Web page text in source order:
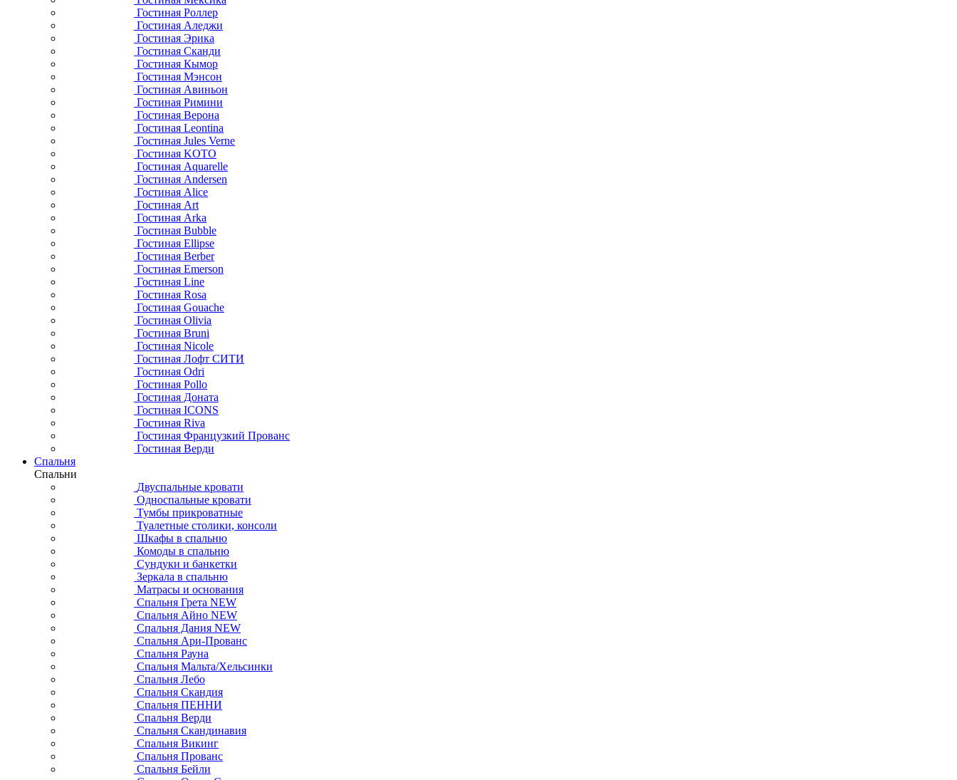
Гостиная Роллер
Гостиная Аледжи
Гостиная Эрика
Гостиная Сканди
Гостиная Кымор
Гостиная Мэнсон
Гостиная Авиньон
Гостиная Римини
Гостиная Верона
Гостиная Leontina
Гостиная Jules Verne
Гостиная KOTO
Гостиная Aquarelle
Гостиная Andersen
Гостиная Alice
Гостиная Art
Гостиная Arka
Гостиная Bubble
Гостиная Ellipse
Гостиная Berber
Гостиная Emerson
Гостиная Line
Гостиная Rosa
Гостиная Gouache
Гостиная Olivia
Гостиная Bruni
Гостиная Nicole
Гостиная Лофт СИТИ
Гостиная Odri
Гостиная Pollo
Гостиная Доната
Гостиная ICONS
Гостиная Riva
Гостиная Французкий Прованс
Гостиная Верди
Спальня
Спальни
Двуспальные кровати
Односпальные кровати
Тумбы прикроватные
Туалетные столики, консоли
Шкафы в спальню
Комоды в спальню
Сундуки и банкетки
Зеркала в спальню
Матрасы и основания
Спальня Грета NEW
Спальня Айно NEW
Спальня Дания NEW
Спальня Ари-Прованс
Спальня Рауна
Спальня Мальта/Хельсинки
Спальня Лебо
Спальня Скандия
Спальня ПЕННИ
Спальня Верди
Спальня Скандинавия
Спальня Викинг
Спальня Прованс
Спальня Бейли